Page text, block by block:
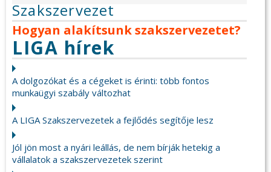
Szakszervezet
Hogyan alakítsunk szakszervezetet?
LIGA hírek
A dolgozókat és a cégeket is érinti: több fontos
munkaügyi szabály változhat
A LIGA Szakszervezetek a fejlődés segítője lesz
Jól jön most a nyári leállás, de nem bírják hetekig a
vállalatok a szakszervezetek szerint